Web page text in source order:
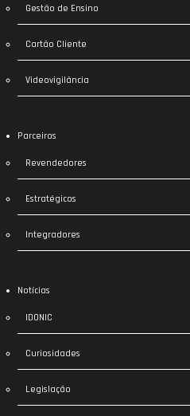
Gestão de Ensino
Cartão Cliente
Videovigilância
Parceiros
Revendedores
Estratégicos
Integradores
Notícias
IDONIC
Curiosidades
Legislação